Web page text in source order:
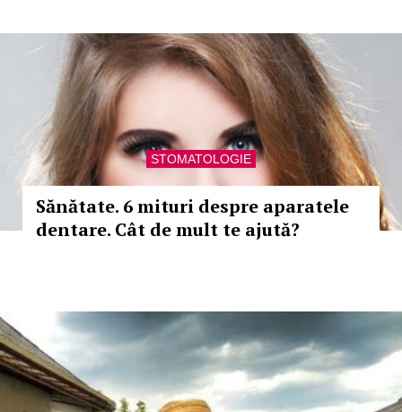
STOMATOLOGIE
Sănătate. 6 mituri despre aparatele
dentare. Cât de mult te ajută?